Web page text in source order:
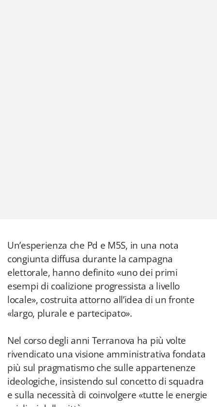
Un’esperienza che Pd e M5S, in una nota
congiunta diffusa durante la campagna
elettorale, hanno definito «uno dei primi
esempi di coalizione progressista a livello
locale», costruita attorno all’idea di un fronte
«largo, plurale e partecipato».
Nel corso degli anni Terranova ha più volte
rivendicato una visione amministrativa fondata
più sul pragmatismo che sulle appartenenze
ideologiche, insistendo sul concetto di squadra
e sulla necessità di coinvolgere «tutte le energie